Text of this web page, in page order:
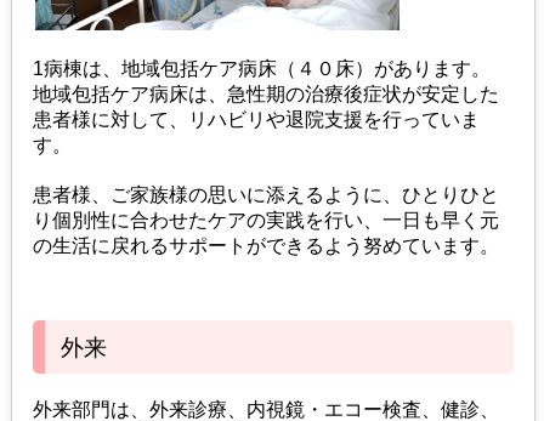
1病棟は、地域包括ケア病床（４０床）があります。
地域包括ケア病床は、急性期の治療後症状が安定した
患者様に対して、リハビリや退院支援を行っていま
す。
患者様、ご家族様の思いに添えるように、ひとりひと
り個別性に合わせたケアの実践を行い、一日も早く元
の生活に戻れるサポートができるよう努めています。
外来
外来部門は、外来診療、内視鏡・エコー検査、健診、